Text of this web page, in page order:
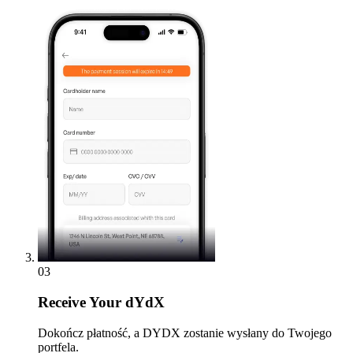
03
ReceiveYour dYdX
Dokończ płatność, a DYDX zostanie wysłany do Twojego
portfela.